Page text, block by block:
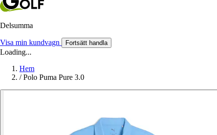
Delsumma
Visa min kundvagn Fortsätt handla
Loading...
Hem
/ Polo Puma Pure 3.0